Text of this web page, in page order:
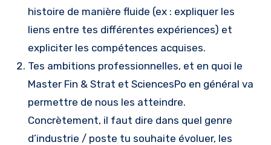
histoire de manière fluide (ex : expliquer les
liens entre tes différentes expériences) et
expliciter les compétences acquises.
Tes ambitions professionnelles, et en quoi le
Master Fin & Strat et SciencesPo en général va
permettre de nous les atteindre.
Concrètement, il faut dire dans quel genre
d’industrie / poste tu souhaite évoluer, les